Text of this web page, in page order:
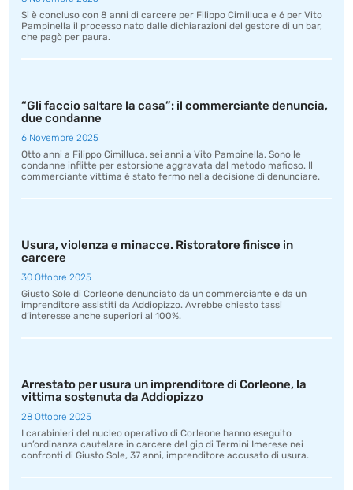
Si è concluso con 8 anni di carcere per Filippo Cimilluca e 6 per Vito
Pampinella il processo nato dalle dichiarazioni del gestore di un bar,
che pagò per paura.
“Gli faccio saltare la casa”: il commerciante denuncia,
due condanne
6 Novembre 2025
Otto anni a Filippo Cimilluca, sei anni a Vito Pampinella. Sono le
condanne inflitte per estorsione aggravata dal metodo mafioso. Il
commerciante vittima è stato fermo nella decisione di denunciare.
Usura, violenza e minacce. Ristoratore finisce in
carcere
30 Ottobre 2025
Giusto Sole di Corleone denunciato da un commerciante e da un
imprenditore assistiti da Addiopizzo. Avrebbe chiesto tassi
d’interesse anche superiori al 100%.
Arrestato per usura un imprenditore di Corleone, la
vittima sostenuta da Addiopizzo
28 Ottobre 2025
I carabinieri del nucleo operativo di Corleone hanno eseguito
un’ordinanza cautelare in carcere del gip di Termini Imerese nei
confronti di Giusto Sole, 37 anni, imprenditore accusato di usura.